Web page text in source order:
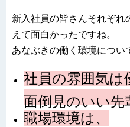
新入社員の皆さんそれぞれ
えて面白かったですね。
あなぶきの働く環境につい
社員の雰囲気は
面倒見のいい先
職場環境は、